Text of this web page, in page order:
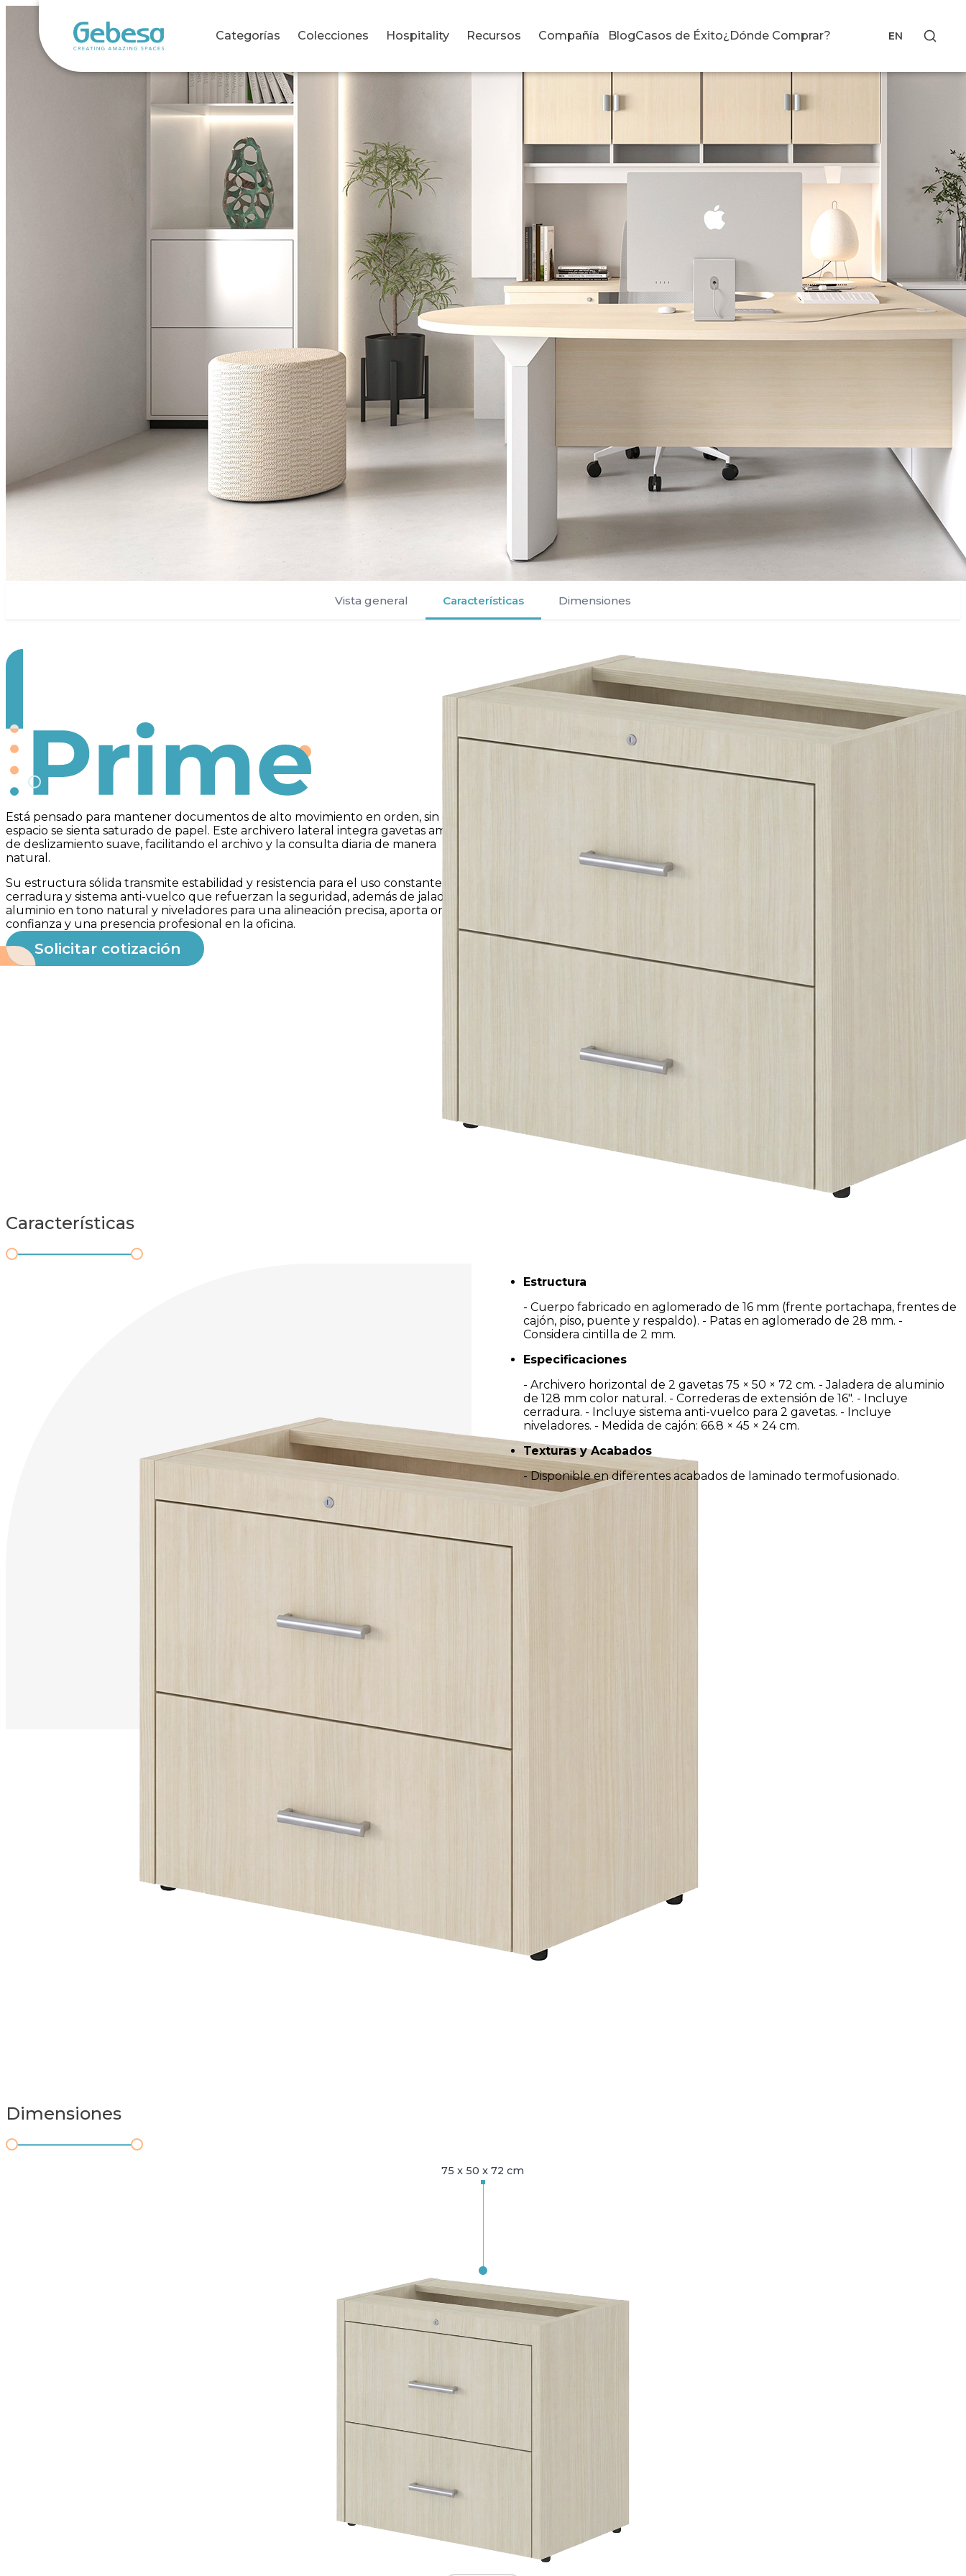
Categorías Colecciones Hospitality Recursos Compañía BlogCasos de Éxito¿Dónde Comprar? EN
Vista general Características Dimensiones
Prime
Está pensado para mantener documentos de alto movimiento en orden, sin que el
espacio se sienta saturado de papel. Este archivero lateral integra gavetas amplias
de deslizamiento suave, facilitando el archivo y la consulta diaria de manera
natural.
Su estructura sólida transmite estabilidad y resistencia para el uso constante. Con
cerradura y sistema anti-vuelco que refuerzan la seguridad, además de jaladera de
aluminio en tono natural y niveladores para una alineación precisa, aporta orden,
confianza y una presencia profesional en la oficina.
Solicitar cotización
Características
Estructura
- Cuerpo fabricado en aglomerado de 16 mm (frente portachapa, frentes de
cajón, piso, puente y respaldo). - Patas en aglomerado de 28 mm. -
Considera cintilla de 2 mm.
Especificaciones
- Archivero horizontal de 2 gavetas 75 × 50 × 72 cm. - Jaladera de aluminio
de 128 mm color natural. - Correderas de extensión de 16". - Incluye
cerradura. - Incluye sistema anti-vuelco para 2 gavetas. - Incluye
niveladores. - Medida de cajón: 66.8 × 45 × 24 cm.
Texturas y Acabados
- Disponible en diferentes acabados de laminado termofusionado.
Dimensiones
75 x 50 x 72 cm